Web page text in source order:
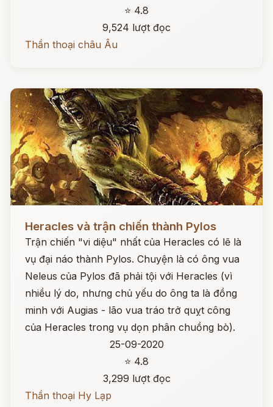
⭐ 4.8
9,524 lượt đọc
Thần thoại châu Âu
Heracles và trận chiến thành Pylos
Trận chiến "vi diệu" nhất của Heracles có lẽ là
vụ đại náo thành Pylos. Chuyện là có ông vua
Neleus của Pylos đã phải tội với Heracles (vì
nhiều lý do, nhưng chủ yếu do ông ta là đồng
minh với Augias - lão vua tráo trở quỵt công
của Heracles trong vụ dọn phân chuồng bò).
25-09-2020
⭐ 4.8
3,299 lượt đọc
Thần thoại Hy Lạp